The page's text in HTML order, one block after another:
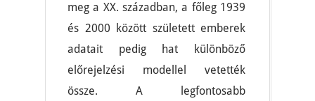
meg a XX. században, a főleg 1939
és 2000 között született emberek
adatait pedig hat különböző
előrejelzési modellel vetették
össze. A legfontosabb